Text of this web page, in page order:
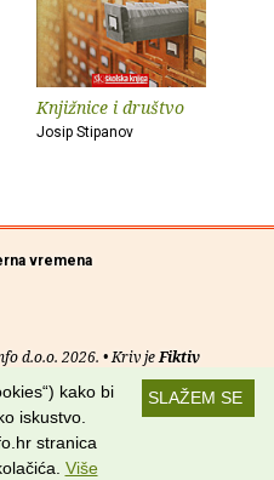
Knjižnice i društvo
Josip Stipanov
vremena
d.o.o. 2026. • Kriv jeFiktiv
korištenja RSS kanali
nas na:
SLAŽEM SE
kako bi
iskustvo.
stranica
Više